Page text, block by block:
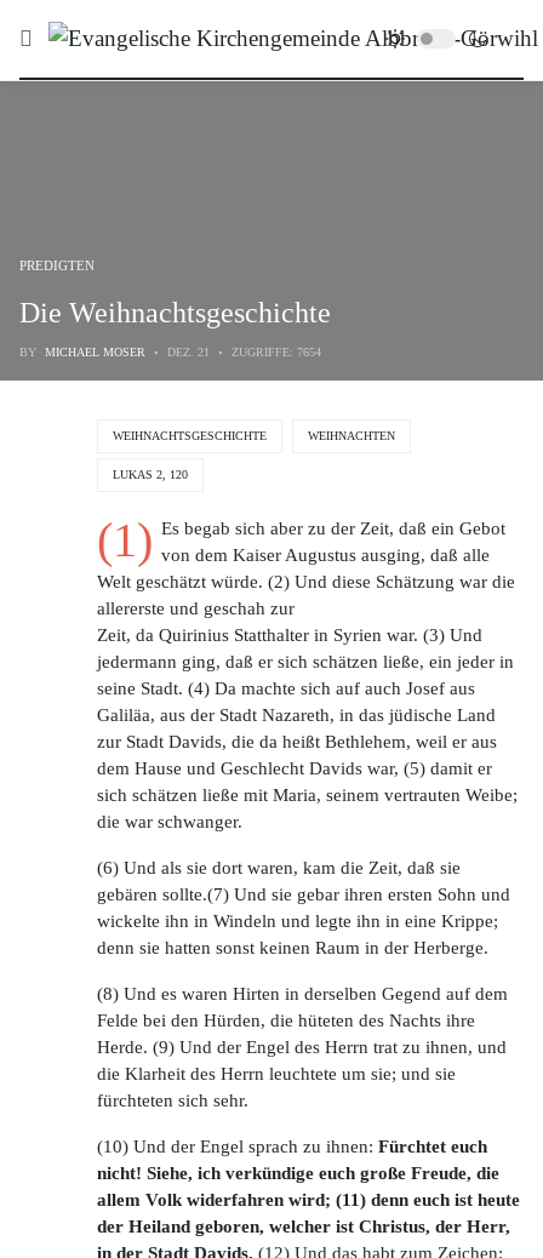
PREDIGTEN
Die Weihnachtsgeschichte
BY MICHAEL MOSER DEZ. 21 ZUGRIFFE: 7654
WEIHNACHTSGESCHICHTE WEIHNACHTEN
LUKAS 2, 120
(1) Es begab sich aber zu der Zeit, daß ein Gebot
von dem Kaiser Augustus ausging, daß alle
Welt geschätzt würde. (2) Und diese Schätzung war die
allererste und geschah zur
Zeit, da Quirinius Statthalter in Syrien war. (3) Und
jedermann ging, daß er sich schätzen ließe, ein jeder in
seine Stadt. (4) Da machte sich auf auch Josef aus
Galiläa, aus der Stadt Nazareth, in das jüdische Land
zur Stadt Davids, die da heißt Bethlehem, weil er aus
dem Hause und Geschlecht Davids war, (5) damit er
sich schätzen ließe mit Maria, seinem vertrauten Weibe;
die war schwanger.
(6) Und als sie dort waren, kam die Zeit, daß sie
gebären sollte.(7) Und sie gebar ihren ersten Sohn und
wickelte ihn in Windeln und legte ihn in eine Krippe;
denn sie hatten sonst keinen Raum in der Herberge.
(8) Und es waren Hirten in derselben Gegend auf dem
Felde bei den Hürden, die hüteten des Nachts ihre
Herde. (9) Und der Engel des Herrn trat zu ihnen, und
die Klarheit des Herrn leuchtete um sie; und sie
fürchteten sich sehr.
(10) Und der Engel sprach zu ihnen: Fürchtet euch
nicht! Siehe, ich verkündige euch große Freude, die
allem Volk widerfahren wird; (11) denn euch ist heute
der Heiland geboren, welcher ist Christus, der Herr,
in der Stadt Davids. (12) Und das habt zum Zeichen: